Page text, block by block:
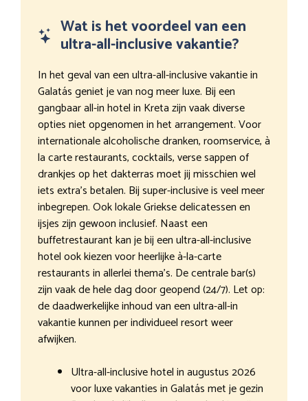
Wat is het voordeel van een
ultra-all-inclusive vakantie?
In het geval van een ultra-all-inclusive vakantie in
Galatás geniet je van nog meer luxe. Bij een
gangbaar all-in hotel in Kreta zijn vaak diverse
opties niet opgenomen in het arrangement. Voor
internationale alcoholische dranken, roomservice, à
la carte restaurants, cocktails, verse sappen of
drankjes op het dakterras moet jij misschien wel
iets extra’s betalen. Bij super-inclusive is veel meer
inbegrepen. Ook lokale Griekse delicatessen en
ijsjes zijn gewoon inclusief. Naast een
buffetrestaurant kan je bij een ultra-all-inclusive
hotel ook kiezen voor heerlijke à-la-carte
restaurants in allerlei thema’s. De centrale bar(s)
zijn vaak de hele dag door geopend (24/7). Let op:
de daadwerkelijke inhoud van een ultra-all-in
vakantie kunnen per individueel resort weer
afwijken.
Ultra-all-inclusive hotel in augustus 2026
voor luxe vakanties in Galatás met je gezin